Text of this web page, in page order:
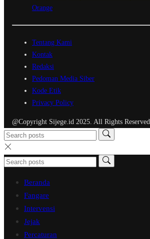
Orange
Tentang Kami
Kontak
Redaksi
Pedoman Media Siber
Kode Etik
Privacy Policy
@Copyright Sijege.id 2025. All Rights Reserved
Beranda
Fangare
Intervensi
Jejak
Percaturan